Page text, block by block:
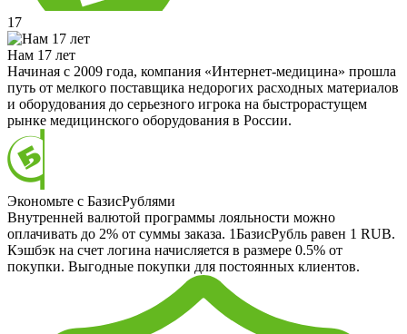
17
Нам 17 лет
Начиная с 2009 года, компания «Интернет-медицина» прошла
путь от мелкого поставщика недорогих расходных материалов
и оборудования до серьезного игрока на быстрорастущем
рынке медицинского оборудования в России.
Экономьте с БазисРублями
Внутренней валютой программы лояльности можно
оплачивать до 2% от суммы заказа. 1БазисРубль равен 1 RUB.
Кэшбэк на счет логина начисляется в размере 0.5% от
покупки. Выгодные покупки для постоянных клиентов.